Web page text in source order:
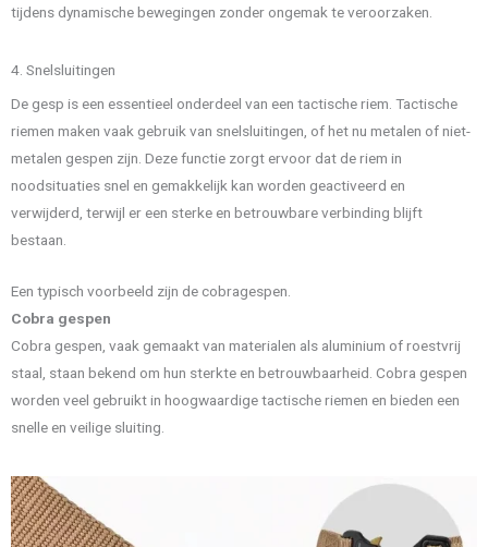
tijdens dynamische bewegingen zonder ongemak te veroorzaken.
4. Snelsluitingen
De gesp is een essentieel onderdeel van een tactische riem. Tactische
riemen maken vaak gebruik van snelsluitingen, of het nu metalen of niet-
metalen gespen zijn. Deze functie zorgt ervoor dat de riem in
noodsituaties snel en gemakkelijk kan worden geactiveerd en
verwijderd, terwijl er een sterke en betrouwbare verbinding blijft
bestaan.
Een typisch voorbeeld zijn de cobragespen.
Cobra gespen
Cobra gespen, vaak gemaakt van materialen als aluminium of roestvrij
staal, staan bekend om hun sterkte en betrouwbaarheid. Cobra gespen
worden veel gebruikt in hoogwaardige tactische riemen en bieden een
snelle en veilige sluiting.